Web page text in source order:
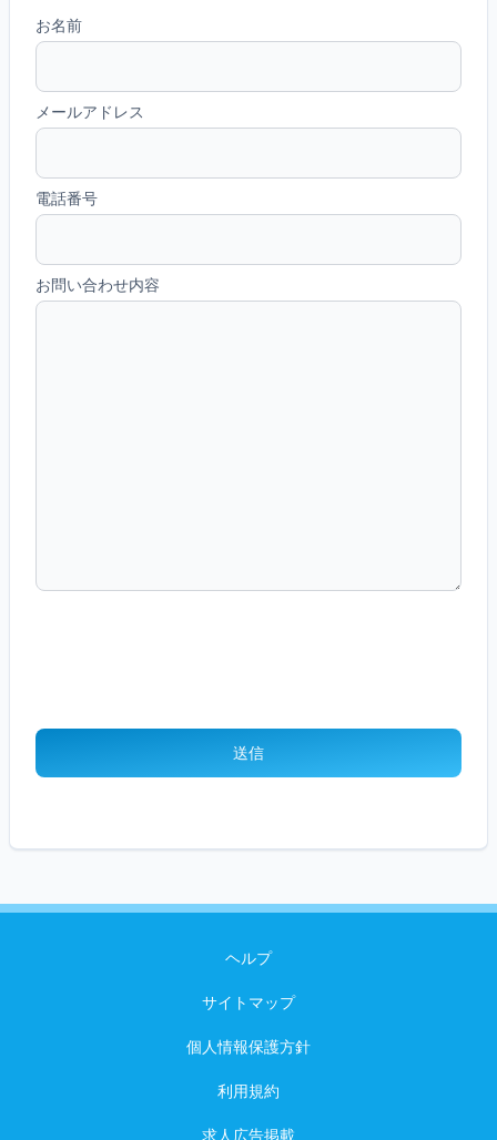
お名前
メールアドレス
電話番号
お問い合わせ内容
ヘルプ
サイトマップ
個人情報保護方針
利用規約
求人広告掲載